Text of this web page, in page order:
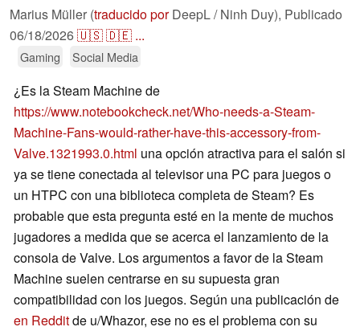
Marius Müller (traducido porDeepL / Ninh Duy), Publicado
06/18/2026🇺🇸🇩🇪 ...
Gaming Social Media
¿Es la Steam Machine de
https://www.notebookcheck.net/Who-needs-a-Steam-
Machine-Fans-would-rather-have-this-accessory-from-
Valve.1321993.0.html una opción atractiva para el salón si
ya se tiene conectada al televisor una PC para juegos o
un HTPC con una biblioteca completa de Steam? Es
probable que esta pregunta esté en la mente de muchos
jugadores a medida que se acerca el lanzamiento de la
consola de Valve. Los argumentos a favor de la Steam
Machine suelen centrarse en su supuesta gran
compatibilidad con los juegos. Según una publicación de
en Redditde u/Whazor, ese no es el problema con su